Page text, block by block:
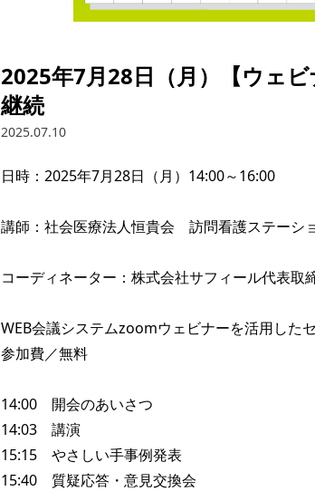
2025年7月28日（月）【ウェ
継続
2025.07.10
日時：2025年7月28日（月）14:00～16:00
講師：社会医療法人恒貴会　訪問看護ステーシ
コーディネーター：株式会社サフィール代表取
WEB会議システムzoomウェビナーを活用した
参加費／無料
14:00　開会のあいさつ
14:03　講演
15:15　やさしい手事例発表
15:40　質疑応答・意見交換会